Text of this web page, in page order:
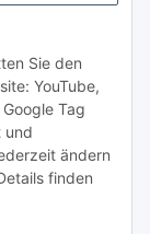
Sie den
YouTube,
Tag
und
ändern
finden